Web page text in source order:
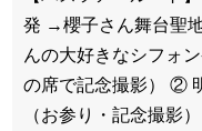
発 →櫻子さん舞台聖
んの大好きなシフォ
の席で記念撮影）
②
（お参り・記念撮影）